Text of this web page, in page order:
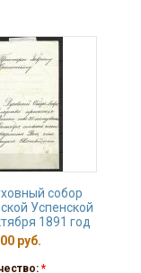
собор
Успенской
1891 год
руб.
*